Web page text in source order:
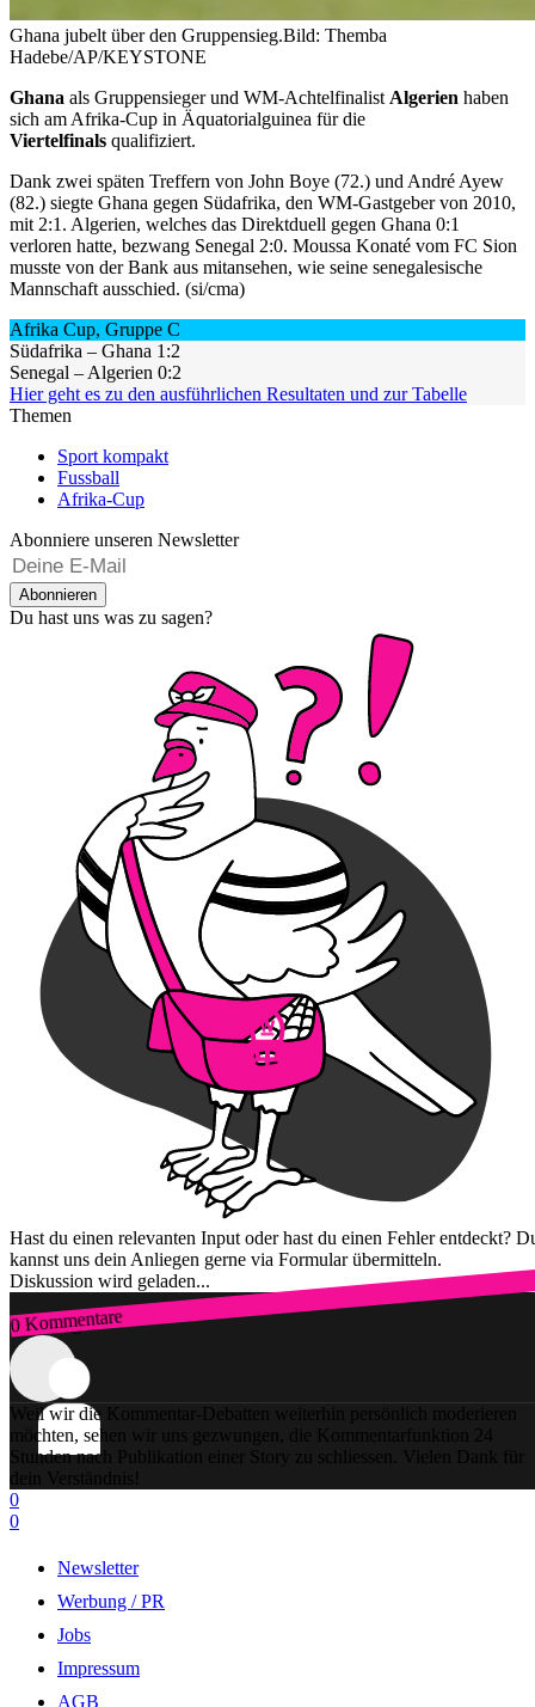
Ghana jubelt über den Gruppensieg.Bild: Themba
Hadebe/AP/KEYSTONE
Ghana als Gruppensieger und WM-Achtelfinalist Algerien haben
sich am Afrika-Cup in Äquatorialguinea für die
Viertelfinals qualifiziert.
Dank zwei späten Treffern von John Boye (72.) und André Ayew
(82.) siegte Ghana gegen Südafrika, den WM-Gastgeber von 2010,
mit 2:1. Algerien, welches das Direktduell gegen Ghana 0:1
verloren hatte, bezwang Senegal 2:0. Moussa Konaté vom FC Sion
musste von der Bank aus mitansehen, wie seine senegalesische
Mannschaft ausschied. (si/cma)
Afrika Cup, Gruppe C
Südafrika – Ghana 1:2
Senegal – Algerien 0:2​
Hier geht es zu den ausführlichen Resultaten und zur Tabelle
Themen
Sport kompakt
Fussball
Afrika-Cup
Abonniere unseren Newsletter
Abonnieren
Du hast uns was zu sagen?
Hast du einen relevanten Input oder hast du einen Fehler entdeckt?
kannst uns dein Anliegen gerne via Formular übermitteln.
Diskussion wird geladen...
0 Kommentare
Zum Login
Weil wir die Kommentar-Debatten weiterhin persönlich moderieren
möchten, sehen wir uns gezwungen, die Kommentarfunktion 24
Stunden nach Publikation einer Story zu schliessen. Vielen Dank für
dein Verständnis!
0
0
Newsletter
Werbung / PR
Jobs
Impressum
AGB